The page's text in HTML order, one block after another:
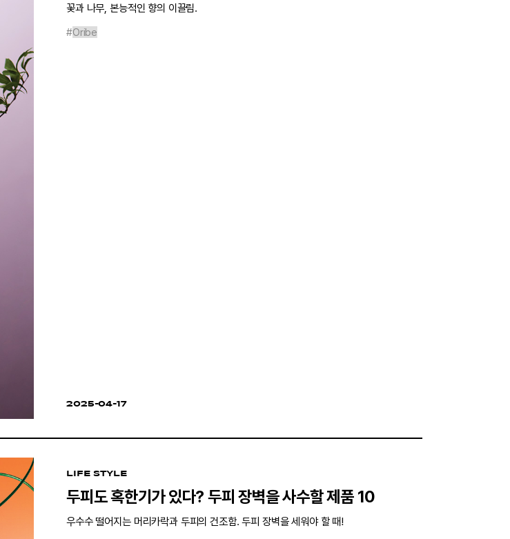
꽃과 나무, 본능적인 향의 이끌림.
#Oribe
2025-04-17
LIFE STYLE
두피도 혹한기가 있다? 두피 장벽을 사수할 제품 10
우수수 떨어지는 머리카락과 두피의 건조함. 두피 장벽을 세워야 할 때!